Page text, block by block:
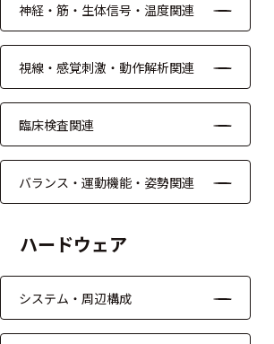
プローブ
計測機器
選
し
件
を
698
製
を
表
神経・筋・生体信号・温度関連
視線・感覚刺激・動作解析関連
臨床検査関連
バランス・運動機能・姿勢関連
ハードウェア
システム・周辺構成